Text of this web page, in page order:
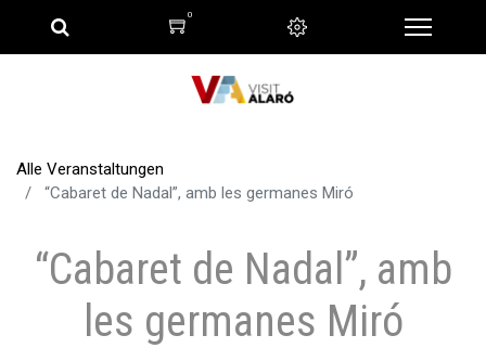
0
Alle Veranstaltungen
“Cabaret de Nadal”, amb les germanes Miró
“Cabaret de Nadal”, amb
les germanes Miró